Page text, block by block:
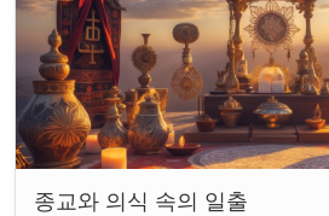
종교와 의식 속의 일출